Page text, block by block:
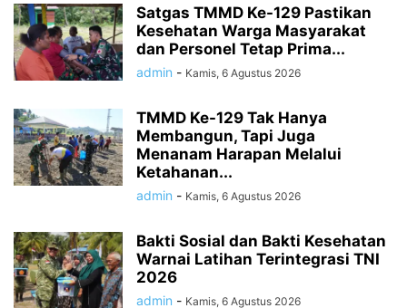
Satgas TMMD Ke-129 Pastikan
Kesehatan Warga Masyarakat
dan Personel Tetap Prima...
admin - Kamis, 6 Agustus 2026
TMMD Ke-129 Tak Hanya
Membangun, Tapi Juga
Menanam Harapan Melalui
Ketahanan...
admin - Kamis, 6 Agustus 2026
Bakti Sosial dan Bakti Kesehatan
Warnai Latihan Terintegrasi TNI
2026
admin - Kamis, 6 Agustus 2026